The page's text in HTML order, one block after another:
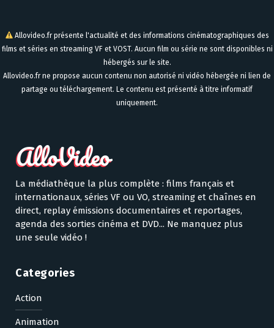
Allovideo.fr présente l'actualité et des informations cinématographiques des
films et séries en streaming VF et VOST. Aucun film ou série ne sont disponibles ni
hébergés sur le site.
Allovideo.fr ne propose aucun contenu non autorisé ni vidéo hébergée ni lien de
partage ou téléchargement. Le contenu est présenté à titre informatif
uniquement.
La médiathèque la plus complète : films français et
internationaux, séries VF ou VO, streaming et chaînes en
direct, replay émissions documentaires et reportages,
agenda des sorties cinéma et DVD... Ne manquez plus
une seule vidéo !
Categories
Action
Animation